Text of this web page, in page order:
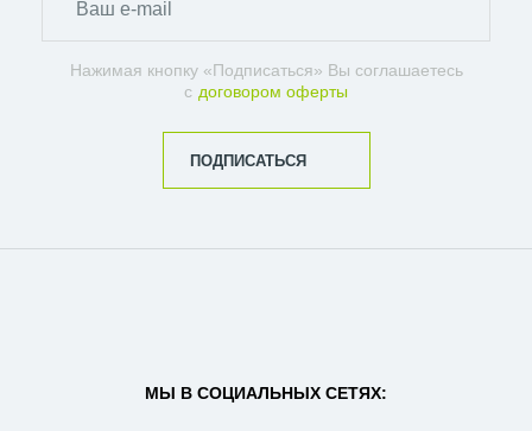
Нажимая кнопку «Подписаться» Вы соглашаетесь
с договором оферты
ПОДПИСАТЬСЯ
МЫ В СОЦИАЛЬНЫХ СЕТЯХ: